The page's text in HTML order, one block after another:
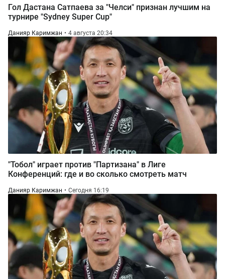
Гол Дастана Сатпаева за "Челси" признан лучшим на
турнире "Sydney Super Cup"
Данияр Каримжан 4 августа 20:34
"Тобол" играет против "Партизана" в Лиге
Конференций: где и во сколько смотреть матч
Данияр Каримжан Сегодня 16:19